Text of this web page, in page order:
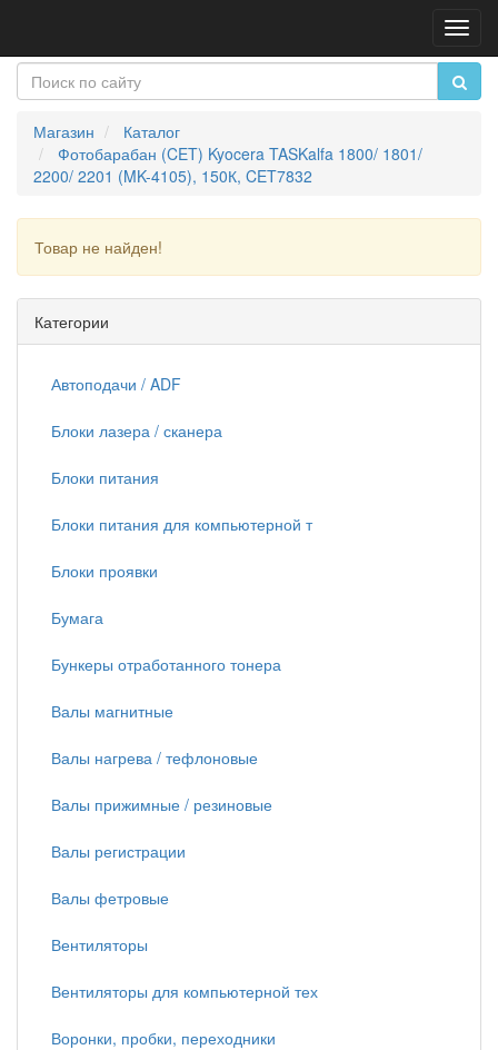
Магазин
Каталог
Фотобарабан (CET) Kyocera TASKalfa 1800/ 1801/
2200/ 2201 (MK-4105), 150К, CET7832
Товар не найден!
Категории
Автоподачи / ADF
Блоки лазера / сканера
Блоки питания
Блоки питания для компьютерной т
Блоки проявки
Бумага
Бункеры отработанного тонера
Валы магнитные
Валы нагрева / тефлоновые
Валы прижимные / резиновые
Валы регистрации
Валы фетровые
Вентиляторы
Вентиляторы для компьютерной тех
Воронки, пробки, переходники